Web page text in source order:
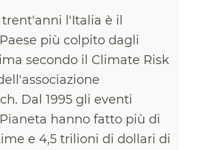
l'Italia è il
più colpito dagli
secondo il Climate Risk
Dal 1995 gli eventi
hanno fatto più di
e 4,5 trilioni di dollari di